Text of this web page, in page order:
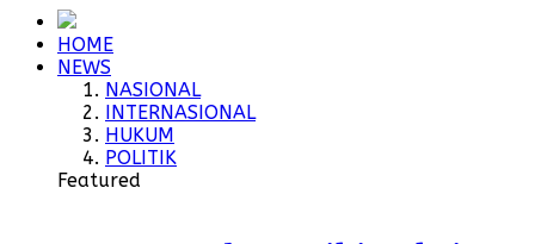
HOME
NEWS
NASIONAL
INTERNASIONAL
HUKUM
POLITIK
Featured